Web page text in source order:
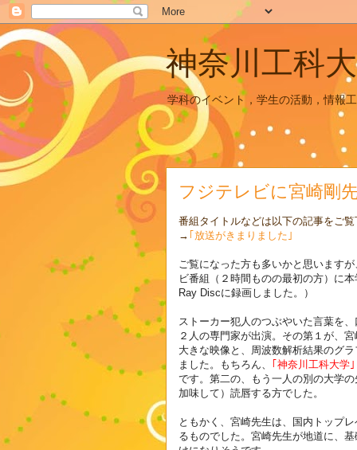
神奈川工科
学科のイベント，学生の活動，情報
フジテレビに宮崎剛
番組タイトルなどは以下の記事をご
→ ｢放送がきまりました｣
ご覧になった方も多いかと思います
ビ番組（２時間ものの最初の方）に
Ray Discに録画しました。）
ストーカー犯人のつぶやいた言葉を
２人の専門家が出演。その第１が、
大きな映像と、 周波数解析結果のグ
ました。もちろん、 ｢神奈川工科大学｣
です。第二の、もう一人の別の大学
加味して）読唇する方でした。
ともかく、宮崎先生は、
国内トップ
るものでした。宮崎先生が地道に、